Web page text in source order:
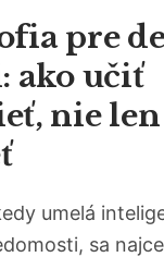
pre
ako učiť
nie len
umelá
sa